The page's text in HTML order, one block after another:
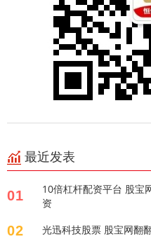
最近发表
01
10倍杠杆配资平台 股宝
资
02 光迅科技股票 股宝网翻